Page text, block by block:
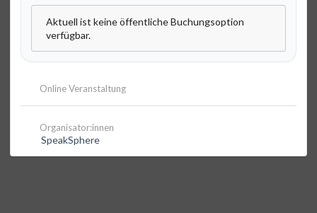
Aktuell ist keine öffentliche Buchungsoption
verfügbar.
Online Veranstaltung
Organisator:innen
SpeakSphere